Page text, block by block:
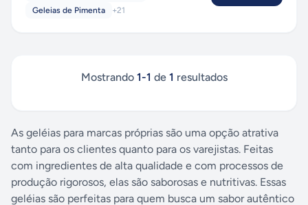
Geleias de Pimenta
+21
Mostrando 1-1 de 1 resultados
As geléias para marcas próprias são uma opção atrativa
tanto para os clientes quanto para os varejistas. Feitas
com ingredientes de alta qualidade e com processos de
produção rigorosos, elas são saborosas e nutritivas. Essas
geléias são perfeitas para quem busca um sabor autêntico